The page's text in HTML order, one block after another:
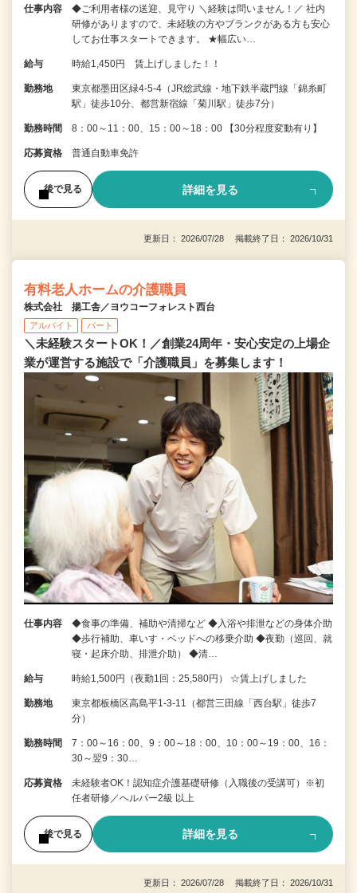
仕事内容
◆ご利用者様の送迎、見守り ＼経験は問いません！／ 社内
研修がありますので、未経験の方やブランクがある方も安心
してお仕事スタートできます。 ★幅広い…
給与 時給1,450円 賃上げしました！！
勤務地
東京都墨田区緑4-5-4（JR総武線・地下鉄半蔵門線「錦糸町
駅」徒歩10分、都営新宿線「菊川駅」徒歩7分）
勤務時間 8：00～11：00、15：00～18：00 【30分程度変動有り】
応募資格 普通自動車免許
後で見る 詳細を見る
更新日： 2026/07/28 掲載終了日： 2026/10/31
有料老人ホームの介護職員
株式会社 揚工舎／ヨウコーフォレスト西台
アルバイト パート
＼未経験スタートOK！／創業24周年・安心安定の上場企
業が運営する施設で「介護職員」を募集します！
仕事内容
◆食事の準備、補助や清掃など ◆入浴や排泄などの身体介助
◆歩行補助、車いす・ベッドへの移乗介助 ◆夜勤（巡回、就
寝・起床介助、排泄介助） ◆清…
給与 時給1,500円（夜勤1回：25,580円） ☆賃上げしました
勤務地
東京都板橋区高島平1-3-11（都営三田線「西台駅」徒歩7
分）
勤務時間
7：00～16：00、9：00～18：00、10：00～19：00、16：
30～翌9：30…
応募資格
未経験者OK！認知症介護基礎研修（入職後の受講可）※初
任者研修／ヘルパー2級 以上
後で見る 詳細を見る
更新日： 2026/07/28 掲載終了日： 2026/10/31